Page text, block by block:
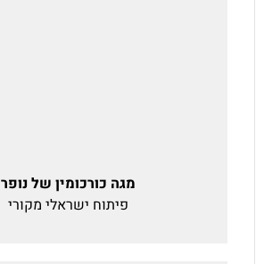
מגה כורכומין של נופר
פיתוח ישראלי מקורי